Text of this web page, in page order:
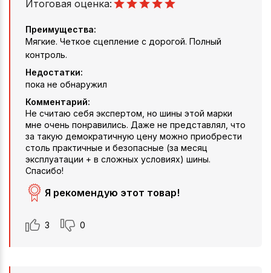
Итоговая оценка:
Преимущества:
Мягкие. Четкое сцепление с дорогой. Полный
контроль.
Недостатки:
пока не обнаружил
Комментарий:
Не считаю себя экспертом, но шины этой марки
мне очень понравились. Даже не представлял, что
за такую демократичную цену можно приобрести
столь практичные и безопасные (за месяц
эксплуатации + в сложных условиях) шины.
Спасибо!
Я рекомендую этот товар!
3 0